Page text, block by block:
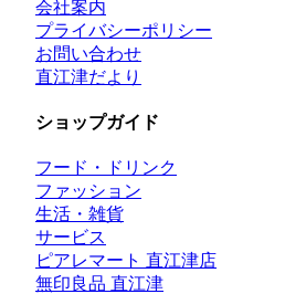
会社案内
プライバシーポリシー
お問い合わせ
直江津だより
ショップガイド
フード・ドリンク
ファッション
生活・雑貨
サービス
ピアレマート 直江津店
無印良品 直江津